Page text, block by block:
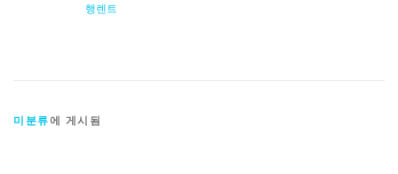
행렌트
미분류에 게시됨